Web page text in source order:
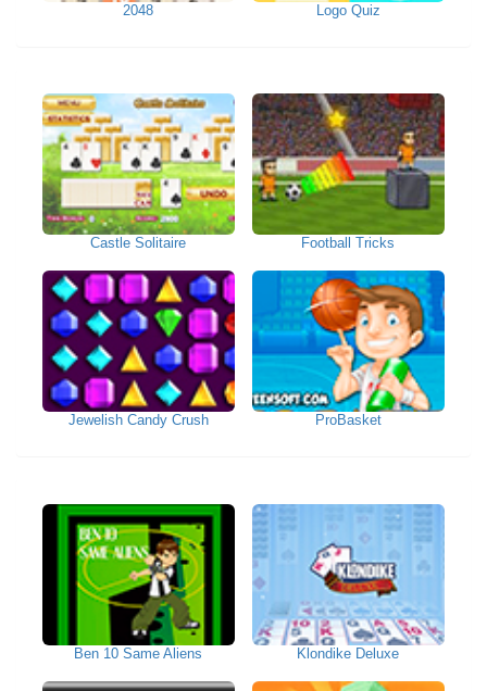
2048 Logo Quiz
Castle Solitaire Football Tricks
Jewelish Candy Crush ProBasket
Ben 10 Same Aliens Klondike Deluxe